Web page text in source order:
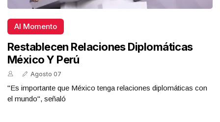
Al Momento
Restablecen Relaciones Diplomáticas
México Y Perú
Agosto 07
"Es importante que México tenga relaciones diplomáticas con
el mundo", señaló